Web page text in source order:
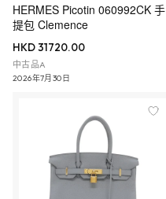
HERMES Picotin 060992CK 手
提包 Clemence
HKD 31720.00
中古品A
2026年7月30日